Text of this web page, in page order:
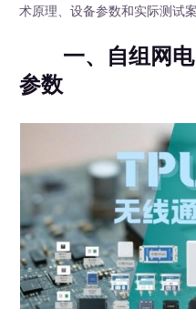
术原理、设备参数和实际测试
一、自组网电
参数